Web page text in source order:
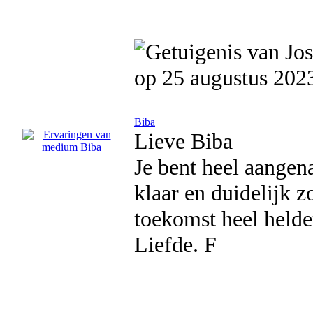
op 25 augustus
Biba
Lieve Biba
Je bent heel
klaar en duidelijk
toekomst heel
Liefde. F